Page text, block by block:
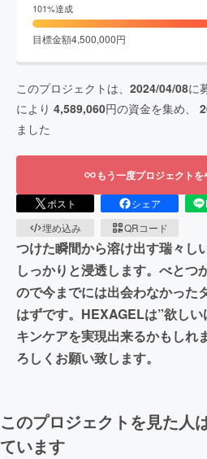
101%達成
目標金額4,500,000円
このプロジェクトは、 2024/04/08に
により 4,589,060円の資金を集め、
ました
もう一度プロジェクト
ポスト シェア
埋め込み
QRコード
つけた瞬間から溶け出す瑞々し
しっかりと浸透します。べとつ
ので今までには出会わなかった
はずです。HEXAGELは”欲し
キンケアを実現出来るかもしれ
ろしくお願い致します。
このプロジェクトを見た人
ています